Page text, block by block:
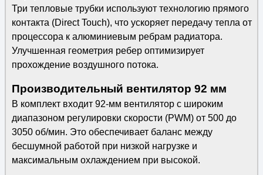
Три тепловые трубки используют технологию прямого
контакта (Direct Touch), что ускоряет передачу тепла от
процессора к алюминиевым ребрам радиатора.
Улучшенная геометрия ребер оптимизирует
прохождение воздушного потока.
Производительный вентилятор 92 мм
В комплект входит 92-мм вентилятор с широким
диапазоном регулировки скорости (PWM) от 500 до
3050 об/мин. Это обеспечивает баланс между
бесшумной работой при низкой нагрузке и
максимальным охлаждением при высокой.